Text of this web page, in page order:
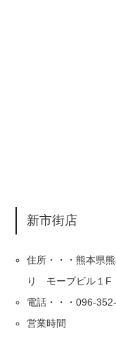
新市街店
住所・・・熊本県
り モーブビル１F
電話・・・096-
営業時間